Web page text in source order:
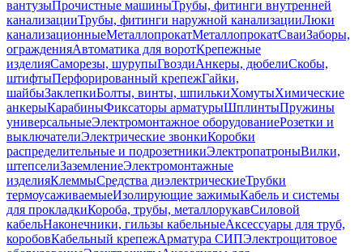
вантузыПрочистные машиныТрубы, фитинги внутренней
канализацииТрубы, фитинги наружной канализацииЛюки
канализационныеМеталлопрокатМеталлопрокатСваиЗаборы,
огражденияАвтоматика для воротКрепежные
изделияСаморезы, шурупыГвоздиАнкеры, дюбелиСкобы,
штифтыПерфорированный крепежГайки,
шайбыЗаклепкиБолты, винты, шпилькиХомутыХимические
анкерыКарабиныФиксаторы арматурыШплинтыПружины
универсальныеЭлектромонтажное оборудованиеРозетки и
выключателиЭлектрические звонкиКоробки
распределительные и подрозетникиЭлектропатроныВилки,
штепселиЗаземлениеЭлектромонтажные
изделияКлеммыСредства диэлектрическиеТрубки
термоусаживаемыеИзолирующие зажимыКабель и системы
для прокладкиКороба, трубы, металлорукавСиловой
кабельНаконечники, гильзы кабельныеАксессуары для труб,
коробовКабельный крепежАрматура СИПЭлектрощитовое